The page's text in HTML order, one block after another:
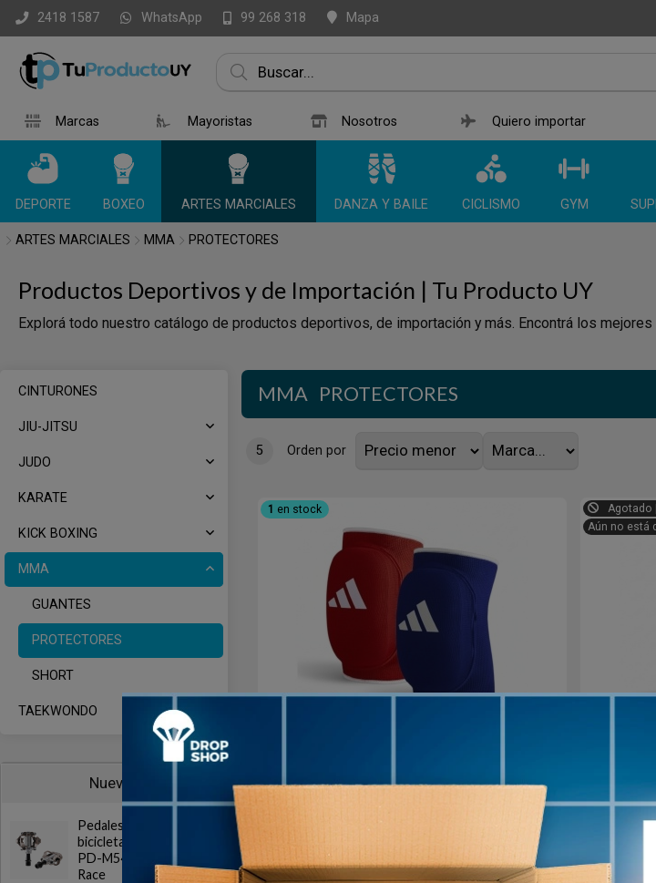
2418 1587 WhatsApp 99 268 318 Mapa
Marcas Mayoristas Nosotros Quiero importar
DEPORTE BOXEO ARTES MARCIALES DANZA Y BAILE CICLISMO GYM
ARTES MARCIALES MMA PROTECTORES
Productos Deportivos y de Importación | Tu Producto UY
Explorá todo nuestro catálogo de productos deportivos, de importación y más. Encontrá los mejores
CINTURONES
JIU-JITSU
JUDO
KARATE
KICK BOXING
MMA
GUANTES
PROTECTORES
SHORT
TAEKWONDO
Nuevos
Pedales para
bicicleta Shimano
PD-M540 SPD MTB
Race
MMA PROTECTORES
5 Orden por
1 en stock
ROJO/AZUL
Agotado
Aún no está